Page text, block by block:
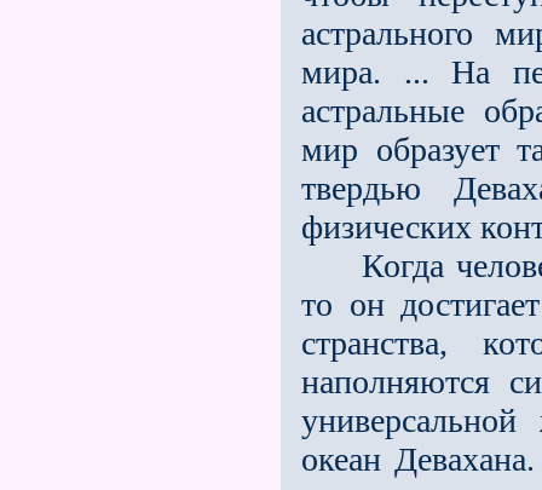
астрального
мира. ... На
астральные
мир образует
твердью
физических
Когда
то он
странства,
наполняются
океан